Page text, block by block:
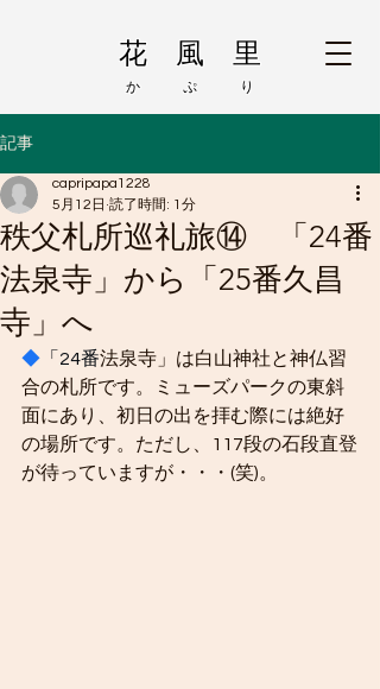
花 風 里
か ぷ り
記事
秩父札所巡礼旅⑭ 「24番
法泉寺」から「25番久昌
寺」へ
capripapa1228
5月12日 読了時間: 1分
◆ 「24番法泉寺」は白山神社と神仏習
合の札所です。ミューズパークの東斜
面にあり、初日の出を拝む際には絶好
の場所です。ただし、117段の石段直登
が待っていますが・・・(笑)。